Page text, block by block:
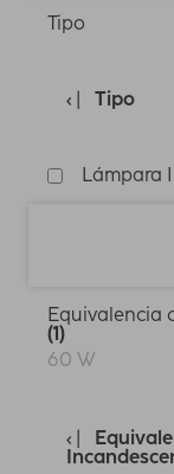
Tipo
Tipo
Lámpara
Equivalencia
(1)
60 W